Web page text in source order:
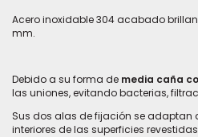
Acero inoxidable 304 acabado
mm.
Debido a su forma de media caña
las uniones, evitando bacterias,
Sus dos alas de fijación se adaptan
interiores de las superficies